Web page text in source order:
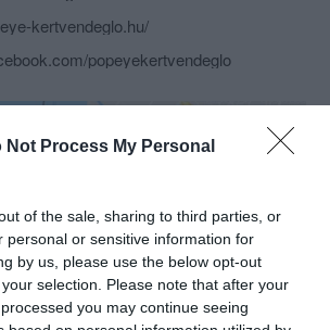
Not Process My Personal
of the sale, sharing to third parties, or
personal or sensitive information for
by us, please use the below opt-out
selection. Please note that after your
you may continue seeing
érdemes egy pillantást vetni a megújult
étlapra, ahol a hagyományos magyar
konyha fő elemei (gulyás, húsleves,
feltűnik néhány honosított étel is: a
francia hagymaleves, a kijevi csirkemell
és a Cordon Bleu.
kertvendeglo.hu/
popeyekertvendeglo
jelentése Te vagy a tulajdonos?